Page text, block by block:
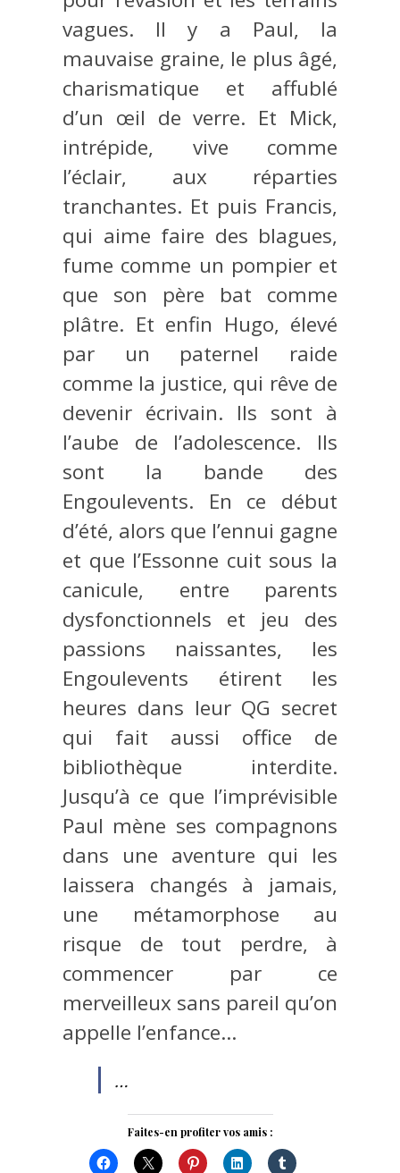
vagues. Il y a Paul, la
mauvaise graine, le plus âgé,
charismatique et affublé
d’un œil de verre. Et Mick,
intrépide, vive comme
l’éclair, aux réparties
tranchantes. Et puis Francis,
qui aime faire des blagues,
fume comme un pompier et
que son père bat comme
plâtre. Et enfin Hugo, élevé
par un paternel raide
comme la justice, qui rêve de
devenir écrivain. Ils sont à
l’aube de l’adolescence. Ils
sont la bande des
Engoulevents. En ce début
d’été, alors que l’ennui gagne
et que l’Essonne cuit sous la
canicule, entre parents
dysfonctionnels et jeu des
passions naissantes, les
Engoulevents étirent les
heures dans leur QG secret
qui fait aussi office de
bibliothèque interdite.
Jusqu’à ce que l’imprévisible
Paul mène ses compagnons
dans une aventure qui les
laissera changés à jamais,
une métamorphose au
risque de tout perdre, à
commencer par ce
merveilleux sans pareil qu’on
appelle l’enfance…
…
Faites-en profiter vos amis :